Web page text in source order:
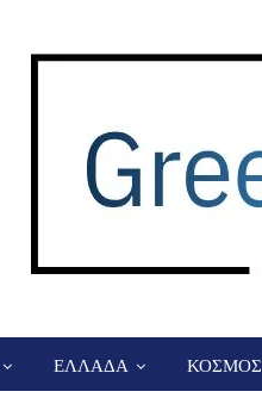
ΕΛΛΑΔΑ ΚΟΣΜΟΣ